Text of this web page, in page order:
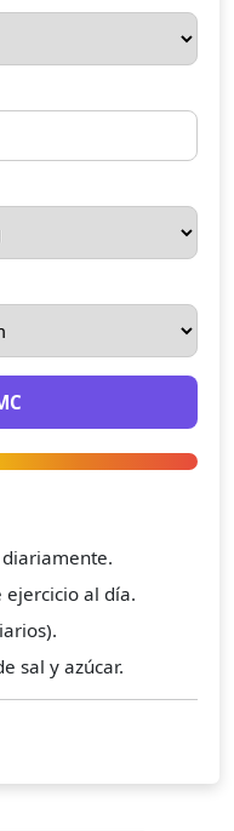
ejercicio al día.
sal y azúcar.